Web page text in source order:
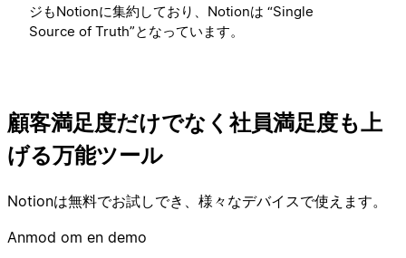
ジもNotionに集約しており、Notionは “Single
Source of Truth”となっています。
顧客満足度だけでなく社員満足度も上
げる万能ツール
Notionは無料でお試しでき、様々なデバイスで使えます。
Anmod om en demo